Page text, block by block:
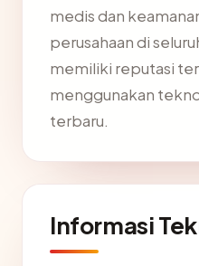
medis dan
perusahaan di
memiliki reputasi
menggunakan
terbaru.
Informasi